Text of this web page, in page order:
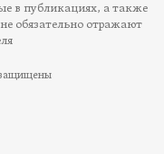
в публикациях, а также
обязательно отражают
защищены